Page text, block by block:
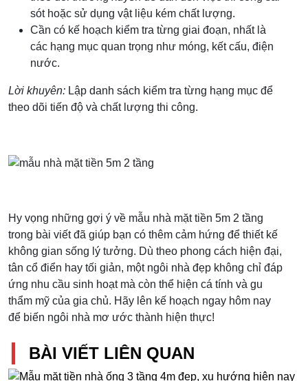
sót hoặc sử dụng vật liệu kém chất lượng.
Cần có kế hoạch kiểm tra từng giai đoạn, nhất là
các hạng mục quan trọng như móng, kết cấu, điện
nước.
Lời khuyên: Lập danh sách kiểm tra từng hạng mục để
theo dõi tiến độ và chất lượng thi công.
Hy vọng những gợi ý về mẫu nhà mặt tiền 5m 2 tầng
trong bài viết đã giúp bạn có thêm cảm hứng để thiết kế
không gian sống lý tưởng. Dù theo phong cách hiện đại,
tân cổ điển hay tối giản, một ngôi nhà đẹp không chỉ đáp
ứng nhu cầu sinh hoạt mà còn thể hiện cá tính và gu
thẩm mỹ của gia chủ. Hãy lên kế hoạch ngay hôm nay
để biến ngôi nhà mơ ước thành hiện thực!
BÀI VIẾT LIÊN QUAN